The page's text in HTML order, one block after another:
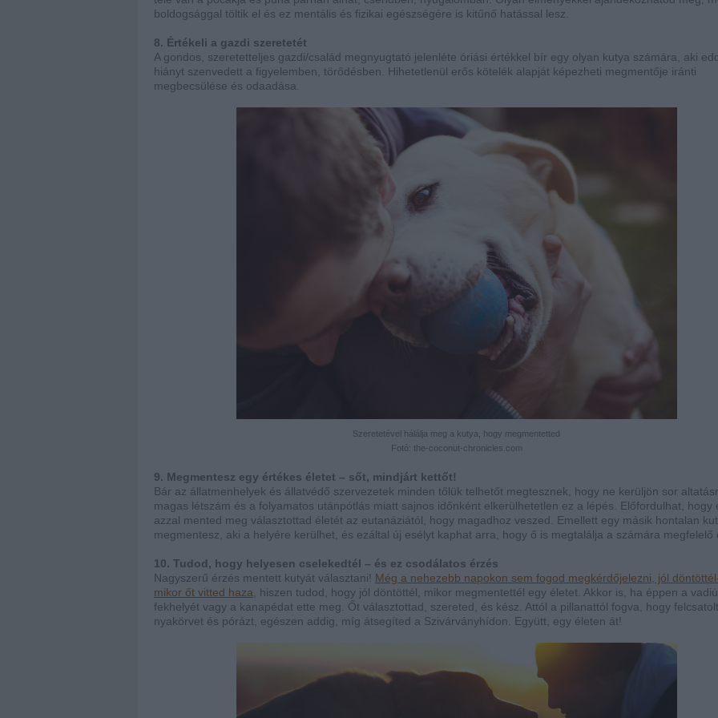
boldogsággal töltik el és ez mentális és fizikai egészségére is kitűnő hatással lesz.
8. Értékeli a gazdi szeretetét
A gondos, szeretetteljes gazdi/család megnyugtató jelenléte óriási értékkel bír egy olyan kutya számára, aki
hiányt szenvedett a figyelemben, törődésben. Hihetetlenül erős kötelék alapját képezheti megmentője iránti
megbecsülése és odaadása.
Szeretetével hálálja meg a kutya, hogy megmentetted
Fotó: the-coconut-chronicles.com
9. Megmentesz egy értékes életet – sőt, mindjárt kettőt!
Bár az állatmenhelyek és állatvédő szervezetek minden tőlük telhetőt megtesznek, hogy ne kerüljön sor
magas létszám és a folyamatos utánpótlás miatt sajnos időnként elkerülhetetlen ez a lépés. Előfordulhat, hogy
azzal mented meg választottad életét az eutanáziától, hogy magadhoz veszed. Emellett egy másik hontalan
megmentesz, aki a helyére kerülhet, és ezáltal új esélyt kaphat arra, hogy ő is megtalálja a számára megfelelő
10. Tudod, hogy helyesen cselekedtél – és ez csodálatos érzés
Nagyszerű érzés mentett kutyát választani! Még a nehezebb napokon sem fogod megkérdőjelezni, jól
mikor őt vitted haza , hiszen tudod, hogy jól döntöttél, mikor megmentettél egy életet. Akkor is, ha éppen a
fekhelyét vagy a kanapédat ette meg. Őt választottad, szereted, és kész. Attól a pillanattól fogva, hogy
nyakörvet és pórázt, egészen addig, míg átsegíted a Szivárványhídon. Együtt, egy életen át!